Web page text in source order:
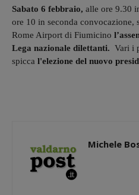
Sabato 6 febbraio, alle ore 9.30
ore 10 in seconda convocazione,
Rome Airport di Fiumicino
Lega nazionale dilettanti. Vari i
spicca l'elezione del nuovo
Michele